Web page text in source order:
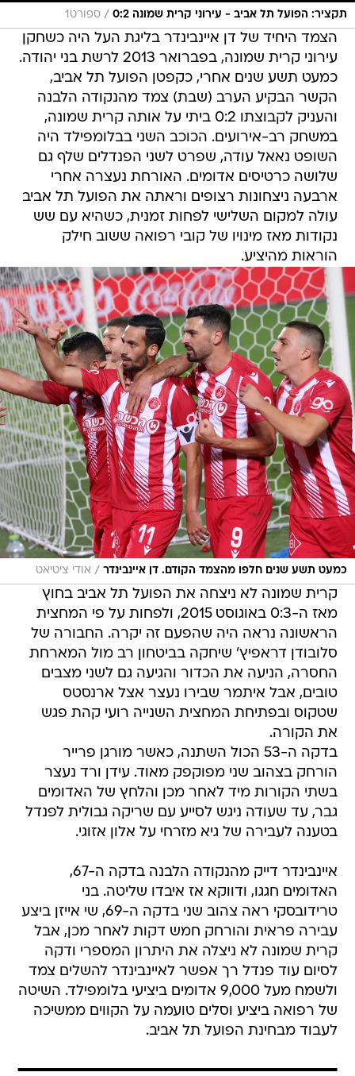
תקציר: הפועל תל אביב - עירוני קרית שמונה 0:2 / ספורט1
הצמד היחיד של דן איינבינדר בליגת העל היה כשחקן
עירוני קרית שמונה, בפברואר 2013 לרשת בני יהודה.
כמעט תשע שנים אחרי, כקפטן הפועל תל אביב,
הקשר הבקיע הערב (שבת) צמד מהנקודה הלבנה
והעניק לקבוצתו 0:2 ביתי על אותה קרית שמונה,
במשחק רב-אירועים. הכוכב השני בבלומפילד היה
השופט נאאל עודה, שפרט לשני הפנדלים שלף גם
שלושה כרטיסים אדומים. האורחת נעצרה אחרי
ארבעה ניצחונות רצופים וראתה את הפועל תל אביב
עולה למקום השלישי לפחות זמנית, כשהיא עם שש
נקודות מאז מינויו של קובי רפואה ששוב חילק
הוראות מהיציע.
כמעט תשע שנים חלפו מהצמד הקודם. דן איינבינדר / אודי ציטיאט
קרית שמונה לא ניצחה את הפועל תל אביב בחוץ
מאז ה-0:3 באוגוסט 2015, ולפחות על פי המחצית
הראשונה נראה היה שהפעם זה יקרה. החבורה של
סלובודן דראפיץ' שיחקה בביטחון רב מול המארחת
החסרה, הניעה את הכדור והגיעה גם לשני מצבים
טובים, אבל איתמר שבירו נעצר אצל ארנסטס
שטקוס ובפתיחת המחצית השנייה רועי קהת פגש
את הקורה.
בדקה ה-53 הכול השתנה, כאשר מורגן פרייר
הורחק בצהוב שני מפוקפק מאוד. עידן ורד נעצר
בשתי הקורות מיד לאחר מכן והלחץ של האדומים
גבר, עד שעודה ניגש לסייע עם שריקה גבולית לפנדל
בטענה לעבירה של גיא מזרחי על אלון אזוגי.
איינבינדר דייק מהנקודה הלבנה בדקה ה-67,
האדומים חגגו, ודווקא אז איבדו שליטה. בני
טרידובסקי ראה צהוב שני בדקה ה-69, שי אייזן ביצע
עבירה פראית והורחק חמש דקות לאחר מכן, אבל
קרית שמונה לא ניצלה את היתרון המספרי ודקה
לסיום עוד פנדל רך אפשר לאיינבינדר להשלים צמד
ולשמח מעל 9,000 אדומים ביציעי בלומפילד. השיטה
של רפואה ביציע וסלים טועמה על הקווים ממשיכה
לעבוד מבחינת הפועל תל אביב.